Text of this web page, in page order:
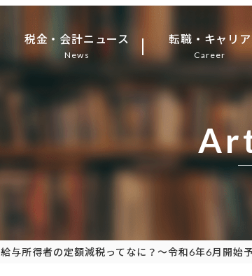
税金・会計ニュース
News
転職・キャリア
Career
給与所得者の定額減税ってなに？～令和6年6月開始